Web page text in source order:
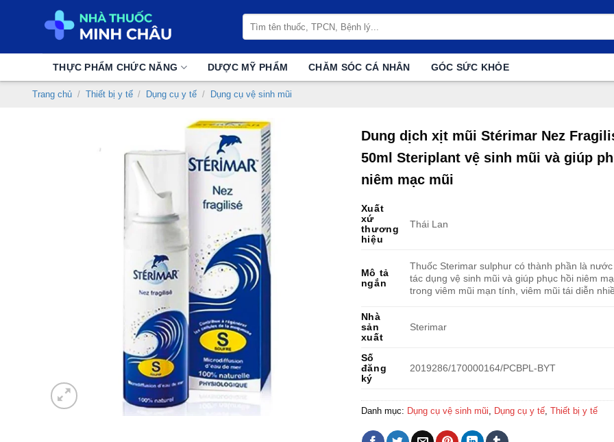
kiếm:
THỰC PHẨM CHỨC NĂNG DƯỢC MỸ PHẨM CHĂM SÓC CÁ NHÂN GÓC SỨC KHỎE
Trang chủ / Thiết bị y tế / Dụng cụ y tế / Dụng cụ vệ sinh mũi
Dung dịch xịt mũi Stérimar Nez
50ml Steriplant vệ sinh mũi và giúp
niêm mạc mũi
Xuất
xứ
thương
hiệu
Thái Lan
Mô tả
ngắn
Thuốc Sterimar sulphur có thành phần là
tác dụng vệ sinh mũi và giúp phục hồi niêm
trong viêm mũi mạn tính, viêm mũi tái diễn
Nhà
sản
xuất
Sterimar
Số
đăng
ký
2019286/170000164/PCBPL-BYT
Danh mục: Dụng cụ vệ sinh mũi, Dụng cụ y tế, Thiết bị y tế